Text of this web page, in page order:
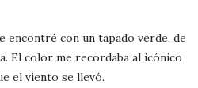
encontré con un tapado verde, de
El color me recordaba al icónico
el viento se llevó.